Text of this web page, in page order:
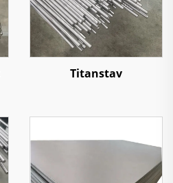
Titanstav